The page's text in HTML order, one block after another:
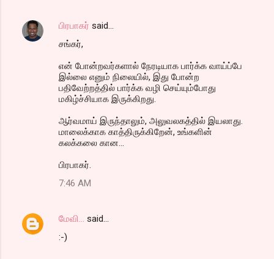
பிரபாகர் said…
சங்கர்,
என் போன்றவர்களால் நேரடியாக பார்க்க வாய்ப்பே
இல்லை எனும் நிலையில், இது போன்ற
பதிவேற்றத்தில் பார்க்க வழி செய்யும்போது
மகிழ்ச்சியாக இருக்கிறது.
ஆர்வமாய் இருந்தாலும், அலுவலகத்தில் இயலாது.
மாலைக்காக காத்திருக்கிறேன், உங்களின்
கலக்கலை கான...
பிரபாகர்.
7:46 AM
மேவி...
said…
:-)